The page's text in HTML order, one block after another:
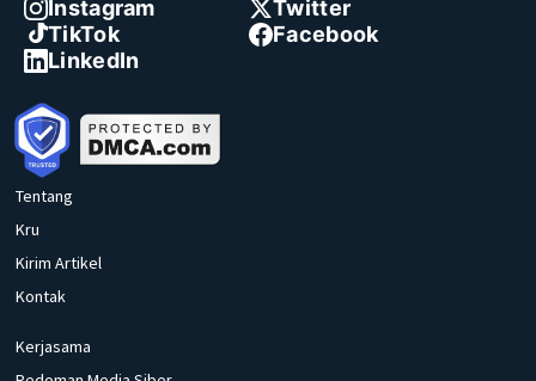
Instagram
Twitter
TikTok
Facebook
LinkedIn
Tentang
Kru
Kirim Artikel
Kontak
Kerjasama